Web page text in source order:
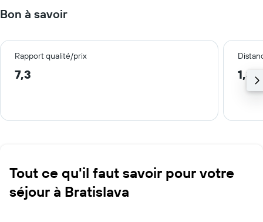
Bon à savoir
Rapport qualité/prix
7,3 1,3
Tout ce qu'il faut savoir pour votre
séjour à Bratislava